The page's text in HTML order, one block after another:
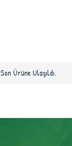
Son Ürüne Ulaşıldı.